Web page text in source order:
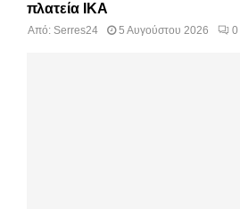
πλατεία ΙΚΑ
Από: Serres24 5 Αυγούστου 2026 0